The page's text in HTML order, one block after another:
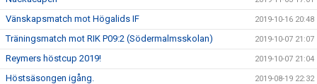
Vänskapsmatch mot Högalids IF 2019-10-16 20:48
Träningsmatch mot RIK P09:2 (Södermalmsskolan) 2019-10-07 21:07
Reymers höstcup 2019! 2019-10-07 21:04
Höstsäsongen igång. 2019-08-19 22:32